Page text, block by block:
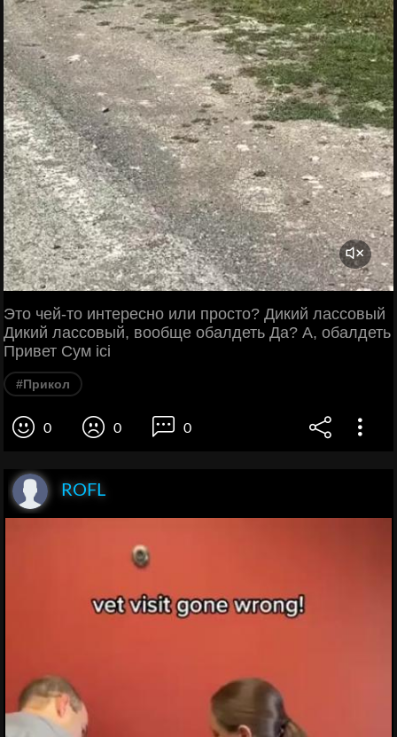
Это чей-то интересно или просто? Дикий лассовый
Дикий лассовый, вообще обалдеть Да? А, обалдеть
Привет Сум ici
#Прикол
0 0 0
ROFL